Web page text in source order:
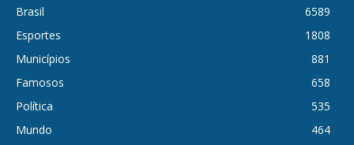
Brasil
6589
Esportes
1808
Municípios
881
Famosos
658
Política
535
Mundo
464